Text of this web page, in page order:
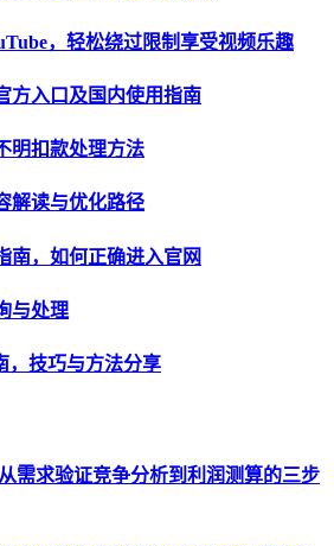
，轻松绕过限制享受视频乐趣
方入口及国内使用指南
明扣款处理方法
解读与优化路径
南，如何正确进入官网
与处理
，技巧与方法分享
需求验证竞争分析到利润测算的三步